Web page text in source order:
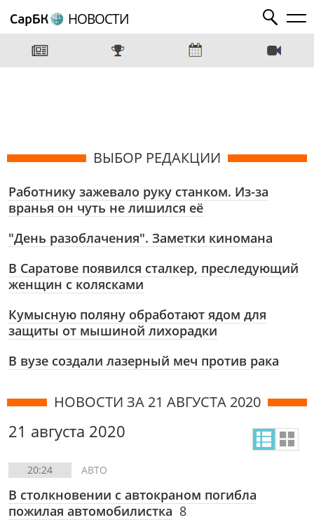
НОВОСТИ
ВЫБОР РЕДАКЦИИ
Работнику зажевало руку станком. Из-за
вранья он чуть не лишился её
"День разоблачения". Заметки киномана
В Саратове появился сталкер, преследующий
женщин с колясками
Кумысную поляну обработают ядом для
защиты от мышиной лихорадки
В вузе создали лазерный меч против рака
НОВОСТИ ЗА 21 АВГУСТА 2020
21 августа 2020
20:24 АВТО
В столкновении с автокраном погибла
пожилая автомобилистка 8